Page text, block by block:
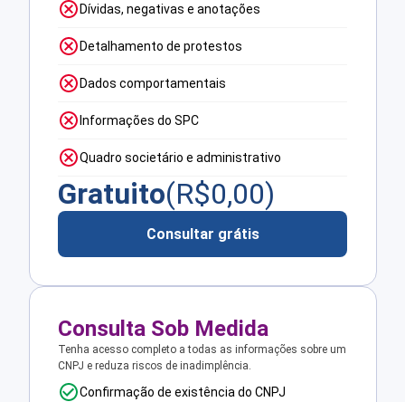
Dívidas, negativas e anotações
Detalhamento de protestos
Dados comportamentais
Informações do SPC
Quadro societário e administrativo
Gratuito(R$0,00)
Consultar grátis
Consulta Sob Medida
Tenha acesso completo a todas as informações sobre um
CNPJ e reduza riscos de inadimplência.
Confirmação de existência do CNPJ